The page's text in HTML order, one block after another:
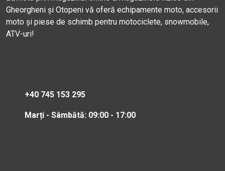
Gheorgheni și Otopeni vă oferă echipamente moto, accesorii
moto și piese de schimb pentru motociclete, snowmobile,
ATV-uri!
+40 745 153 295
Marți - Sâmbătă: 09:00 - 17:00